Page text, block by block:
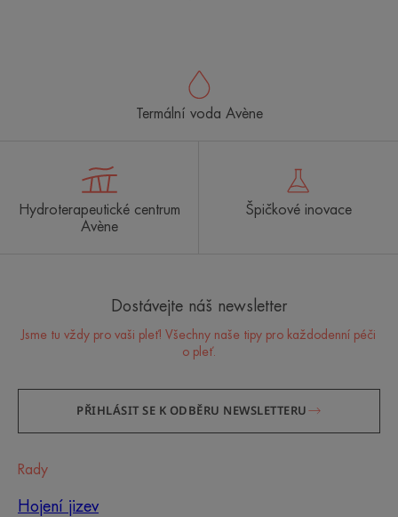
Termální voda Avène
Hydroterapeutické centrum
Avène
Špičkové inovace
Dostávejte náš newsletter
Jsme tu vždy pro vaši pleť! Všechny naše tipy pro každodenní péči
o pleť.
PŘIHLÁSIT SE K ODBĚRU NEWSLETTERU
Rady
Hojení jizev